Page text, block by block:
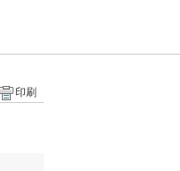
印刷